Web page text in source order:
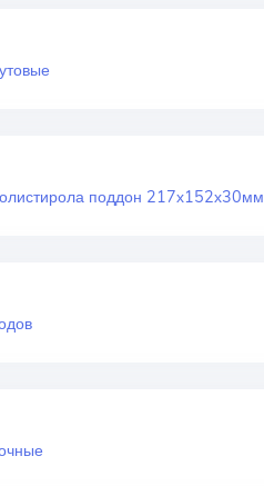
поддон 217х152х30мм